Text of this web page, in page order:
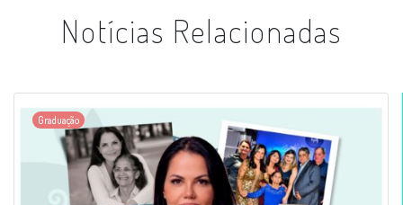
Notícias Relacionadas
Graduação